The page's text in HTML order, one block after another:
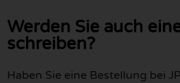
Werden Sie auch
schreiben?
Haben Sie eine Bestellung bei